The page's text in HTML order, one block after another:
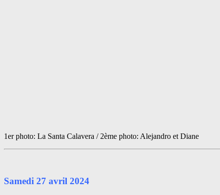
1er photo: La Santa Calavera / 2ème photo: Alejandro et Diane
Samedi 27 avril 2024